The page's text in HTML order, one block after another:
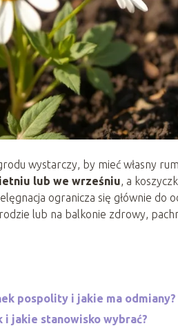
wystarczy, by mieć własny
lub we wrześniu, a
ogranicza się głównie do
lub na balkonie zdrowy,
pospolity i jakie ma odmiany?
i jakie stanowisko wybrać?